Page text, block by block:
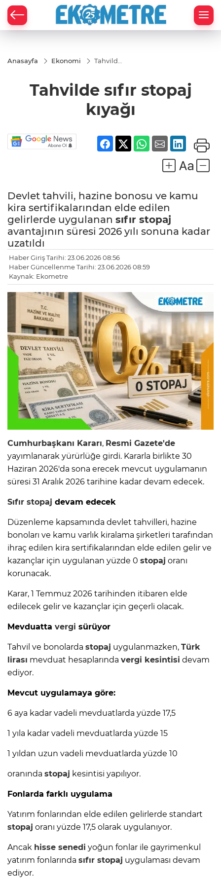
Anasayfa Ekonomi
Tahvilde
Tahvilde sıfır stopaj
kıyağı
Devlet tahvili, hazine bonosu ve kamu
kira sertifikalarından elde edilen
gelirlerde uygulanan sıfır stopaj
avantajının süresi 2026 yılı sonuna kadar
uzatıldı
Haber Giriş Tarihi: 23.06.2026 08:56
Haber Güncellenme Tarihi: 23.06.2026 08:59
Kaynak: Ekometre
Cumhurbaşkanı Kararı, Resmi Gazete'de
yayımlanarak yürürlüğe girdi. Kararla birlikte 30
Haziran 2026'da sona erecek mevcut uygulamanın
süresi 31 Aralık 2026 tarihine kadar devam edecek.
Sıfır stopaj devam edecek
Düzenleme kapsamında devlet tahvilleri, hazine
bonoları ve kamu varlık kiralama şirketleri tarafından
ihraç edilen kira sertifikalarından elde edilen gelir ve
kazançlar için uygulanan yüzde 0 stopaj oranı
korunacak.
Karar, 1 Temmuz 2026 tarihinden itibaren elde
edilecek gelir ve kazançlar için geçerli olacak.
Mevduatta vergi sürüyor
Tahvil ve bonolarda stopaj uygulanmazken, Türk
lirası mevduat hesaplarında vergi kesintisi devam
ediyor.
Mevcut uygulamaya göre:
6 aya kadar vadeli mevduatlarda yüzde 17,5
1 yıla kadar vadeli mevduatlarda yüzde 15
1 yıldan uzun vadeli mevduatlarda yüzde 10
oranında stopaj kesintisi yapılıyor.
Fonlarda farklı uygulama
Yatırım fonlarından elde edilen gelirlerde standart
stopaj oranı yüzde 17,5 olarak uygulanıyor.
Ancak hisse senedi yoğun fonlar ile gayrimenkul
yatırım fonlarında sıfır stopaj uygulaması devam
ediyor.